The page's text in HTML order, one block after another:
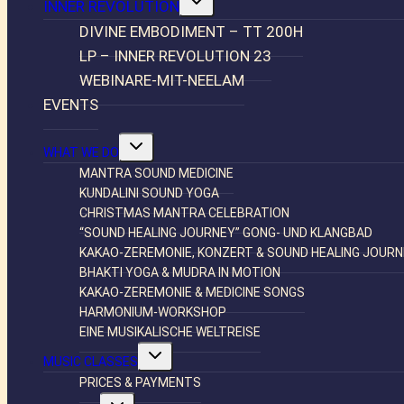
INNER REVOLUTION
umschalten
DIVINE EMBODIMENT – TT 200H
LP – INNER REVOLUTION 23
WEBINARE-MIT-NEELAM
EVENTS
WHAT WE DO
Untermenü
umschalten
MANTRA SOUND MEDICINE
KUNDALINI SOUND YOGA
CHRISTMAS MANTRA CELEBRATION
“SOUND HEALING JOURNEY” GONG- UND KLANGBAD
KAKAO-ZEREMONIE, KONZERT & SOUND HEALING
BHAKTI YOGA & MUDRA IN MOTION
KAKAO-ZEREMONIE & MEDICINE SONGS
HARMONIUM-WORKSHOP
EINE MUSIKALISCHE WELTREISE
MUSIC CLASSES
Untermenü
umschalten
PRICES & PAYMENTS